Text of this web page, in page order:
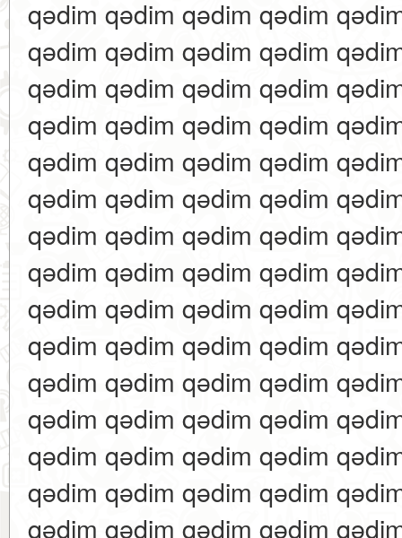
qədim qədim qədim qədim
qədim qədim qədim qədim
qədim qədim qədim qədim
qədim qədim qədim qədim
qədim qədim qədim qədim
qədim qədim qədim qədim
qədim qədim qədim qədim
qədim qədim qədim qədim
qədim qədim qədim qədim
qədim qədim qədim qədim
qədim qədim qədim qədim
qədim qədim qədim qədim
qədim qədim qədim qədim
qədim qədim qədim qədim
qədim qədim qədim qədim